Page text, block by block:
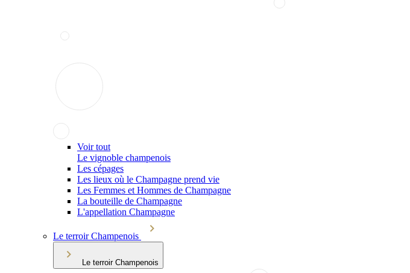
Voir tout
Le vignoble champenois
Les cépages
Les lieux où le Champagne prend vie
Les Femmes et Hommes de Champagne
La bouteille de Champagne
L'appellation Champagne
Le terroir Champenois
Le terroir Champenois